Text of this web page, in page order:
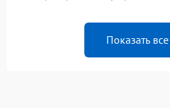
Показать все